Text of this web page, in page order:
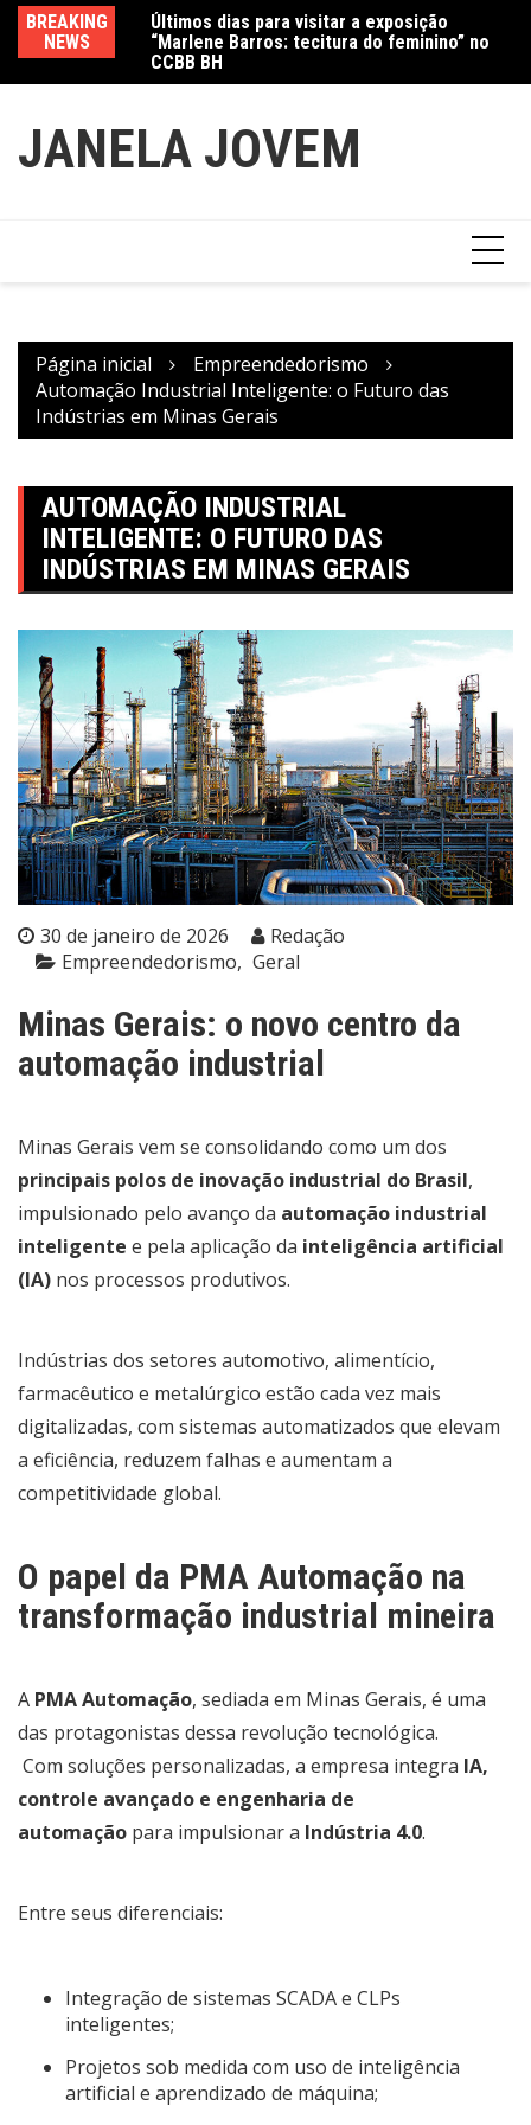
conteúdo
BREAKING
NEWS
marcam
Últimos dias para visitar a exposição
“Marlene Barros: tecitura do feminino” no
CCBB BH
JANELA JOVEM
Página inicial
Empreendedorismo
Automação Industrial Inteligente: o Futuro das
Indústrias em Minas Gerais
AUTOMAÇÃO INDUSTRIAL
INTELIGENTE: O FUTURO DAS
INDÚSTRIAS EM MINAS GERAIS
30 de janeiro de 2026
Redação
Empreendedorismo
Geral
Minas Gerais: o novo centro da
automação industrial
Minas Gerais vem se consolidando como um dos
principais polos de inovação industrial do Brasil,
impulsionado pelo avanço da automação industrial
inteligente e pela aplicação da inteligência artificial
(IA) nos processos produtivos.
Indústrias dos setores automotivo, alimentício,
farmacêutico e metalúrgico estão cada vez mais
digitalizadas, com sistemas automatizados que elevam
a eficiência, reduzem falhas e aumentam a
competitividade global.
O papel da PMA Automação na
transformação industrial mineira
A PMA Automação, sediada em Minas Gerais, é uma
das protagonistas dessa revolução tecnológica.
Com soluções personalizadas, a empresa integra IA,
controle avançado e engenharia de
automação para impulsionar a Indústria 4.0.
Entre seus diferenciais:
Integração de sistemas SCADA e CLPs
inteligentes;
Projetos sob medida com uso de inteligência
artificial e aprendizado de máquina;